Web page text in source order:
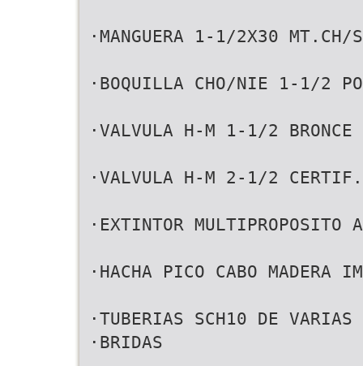
·MANGUERA 1-1/2X30 MT.CH/
·BOQUILLA CHO/NIE 1-1/2
·VALVULA H-M 1-1/2
·VALVULA H-M 2-1/2
·EXTINTOR MULTIPROPOSITO
·HACHA PICO CABO MADERA
·TUBERIAS SCH10 DE VARIAS
·BRIDAS